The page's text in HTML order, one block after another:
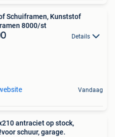
Schuiframen, Kunststof
8000/st
Details
Vandaag
antraciet op stock,
schuur, garage.